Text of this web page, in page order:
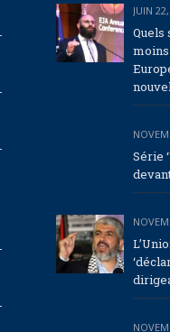
JUIN
Quels
Série